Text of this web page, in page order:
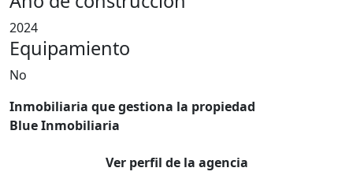
2024
Equipamiento
No
Inmobiliaria que gestiona la propiedad
Blue Inmobiliaria
Ver perfil de la agencia